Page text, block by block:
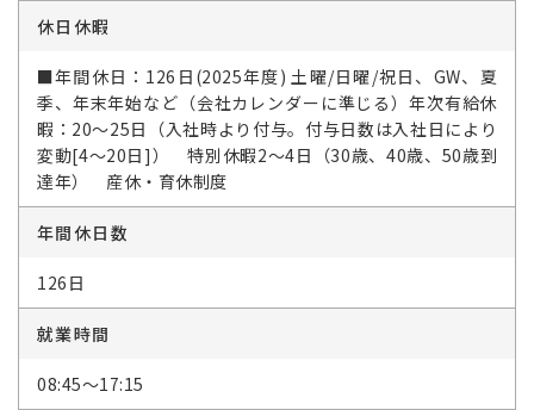
休日休暇
■年間休日：126日(2025年度) 土曜/日曜/祝日、GW、夏
季、年末年始など（会社カレンダーに準じる）年次有給休
暇：20～25日（入社時より付与。付与日数は入社日により
変動[4～20日]） 特別休暇2～4日（30歳、40歳、50歳到
達年） 産休・育休制度
年間休日数
126日
就業時間
08:45～17:15